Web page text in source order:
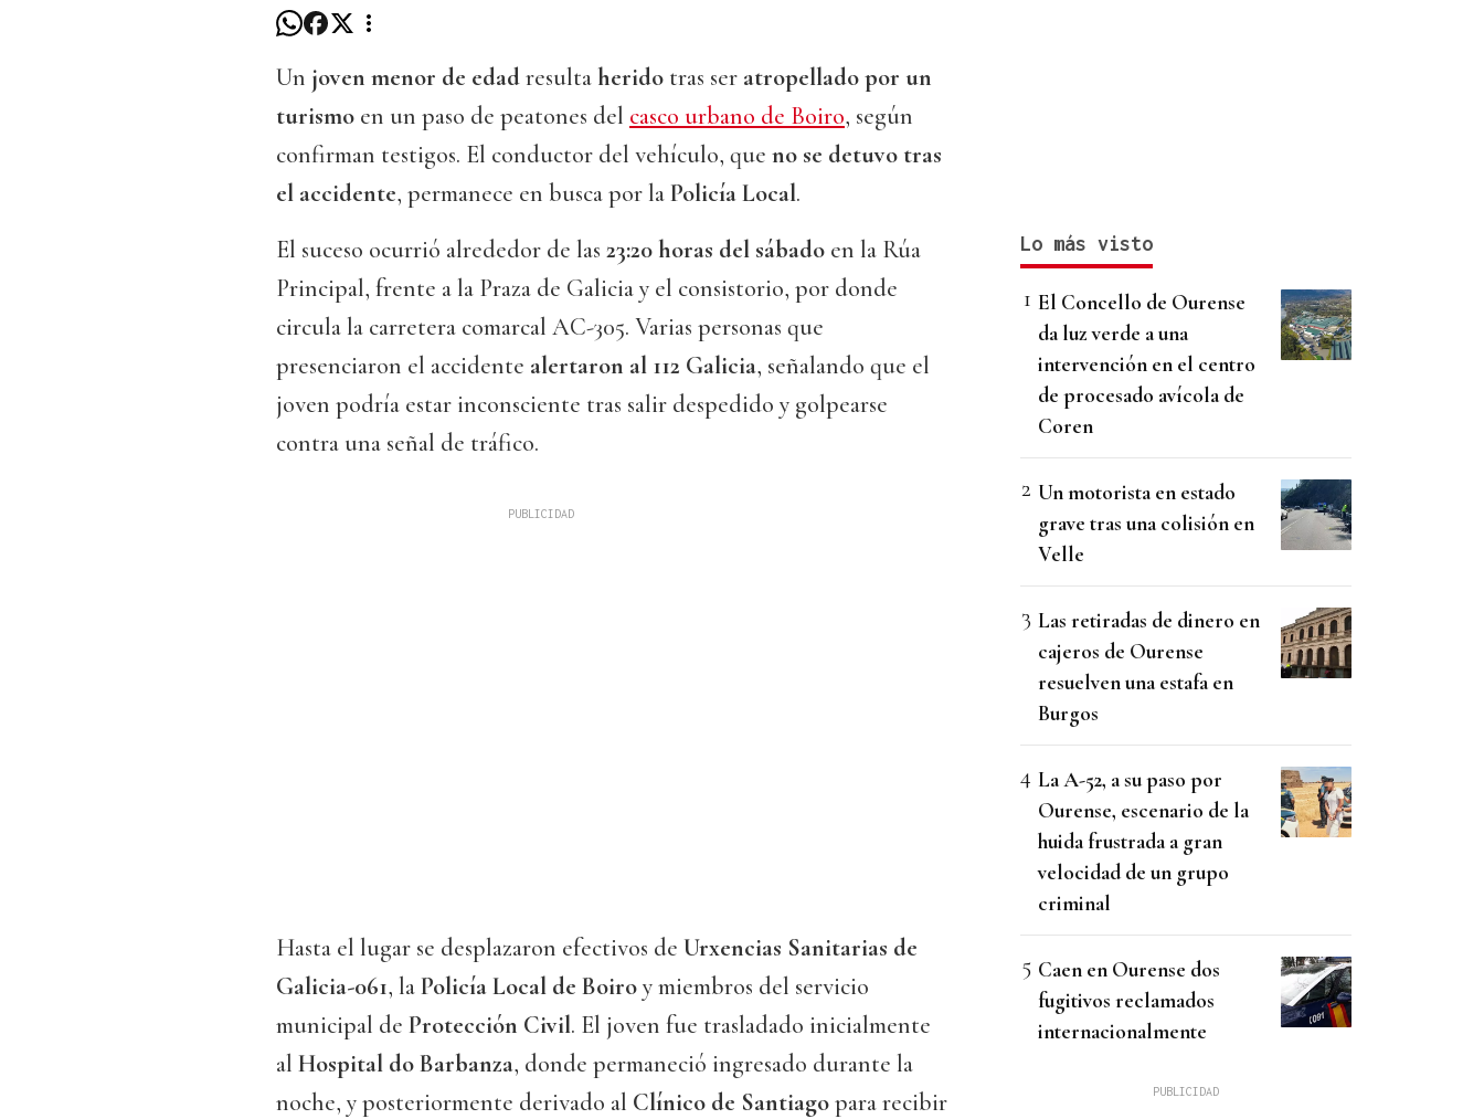
Un joven menor de edadresultaherido tras ser atropellado por un
turismo en un paso de peatones del casco urbano de Boiro, según
confirman testigos. El conductor del vehículo, que no se detuvo tras
el accidente, permanece en busca por laPolicía Local.
El suceso ocurrió alrededor de las 23:20 horas del sábado en la Rúa
Principal, frente a la Praza de Galicia y el consistorio, por donde
circula la carretera comarcal AC-305. Varias personas que
presenciaron el accidente alertaron al 112 Galicia, señalando que el
joven podría estar inconsciente tras salir despedido y golpearse
contra una señal de tráfico.
Hasta el lugar se desplazaron efectivos de Urxencias Sanitarias de
Galicia-061, laPolicía Local de Boiroy miembros del servicio
municipal de Protección Civil. El joven fue trasladado inicialmente
al Hospital do Barbanza, donde permaneció ingresado durante la
noche, y posteriormente derivado al Clínico de Santiagopara recibir
Lo más visto
El Concello de Ourense
da luz verde a una
intervención en el centro
de procesado avícola de
Coren
Un motorista en estado
grave tras una colisión en
Velle
Las retiradas de dinero en
cajeros de Ourense
resuelven una estafa en
Burgos
La A-52, a su paso por
Ourense, escenario de la
huida frustrada a gran
velocidad de un grupo
criminal
Caen en Ourense dos
fugitivos reclamados
internacionalmente